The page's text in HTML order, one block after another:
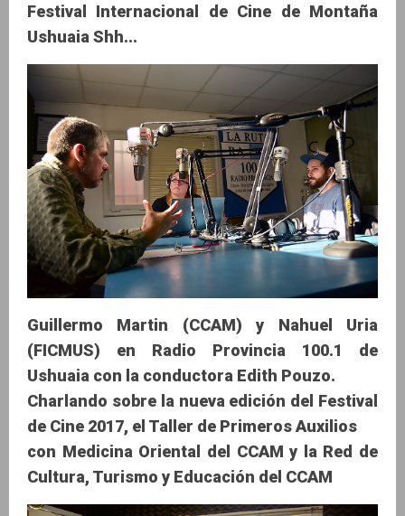
Festival Internacional de Cine de Montaña
Ushuaia Shh...
Guillermo Martin (CCAM) y Nahuel Uria
(FICMUS) en Radio Provincia 100.1 de
Ushuaia con la conductora Edith Pouzo.
Charlando sobre la nueva edición del Festival
de Cine 2017, el Taller de Primeros Auxilios
con Medicina Oriental del CCAM y la Red de
Cultura, Turismo y Educación del CCAM